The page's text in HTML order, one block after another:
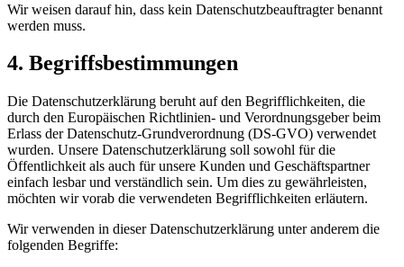
Wir weisen darauf hin, dass kein Datenschutzbeauftragter benannt
werden muss.
4. Begriffsbestimmungen
Die Datenschutzerklärung beruht auf den Begrifflichkeiten, die
durch den Europäischen Richtlinien- und Verordnungsgeber beim
Erlass der Datenschutz-Grundverordnung (DS-GVO) verwendet
wurden. Unsere Datenschutzerklärung soll sowohl für die
Öffentlichkeit als auch für unsere Kunden und Geschäftspartner
einfach lesbar und verständlich sein. Um dies zu gewährleisten,
möchten wir vorab die verwendeten Begrifflichkeiten erläutern.
Wir verwenden in dieser Datenschutzerklärung unter anderem die
folgenden Begriffe: